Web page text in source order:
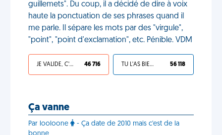
guillemets". Du coup, il a décidé de dire à voix
haute la ponctuation de ses phrases quand il
me parle. Il sépare les mots par des "virgule",
"point", "point d'exclamation", etc. Pénible. VDM
JE VALIDE, C'EST UNE VDM 46 716 TU L'AS BIEN MÉRITÉ 56 118
Ça vanne
Par looloone
- Ça date de 2010 mais c'est de la